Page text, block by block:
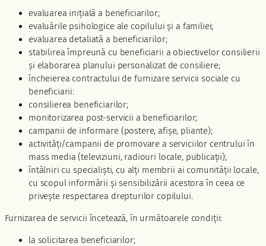
evaluarea inițială a beneficiarilor;
evaluările psihologice ale copilului și a familiei;
evaluarea detaliată a beneficiarilor;
stabilirea împreună cu beneficiarii a obiectivelor consilierii
și elaborarea planului personalizat de consiliere;
încheierea contractului de furnizare servicii sociale cu
beneficiarii:
consilierea beneficiarilor;
monitorizarea post-servicii a beneficiarilor;
campanii de informare (postere, afișe, pliante);
activități/campanii de promovare a serviciilor centrului în
mass media (televiziuni, radiouri locale, publicații);
întâlniri cu specialiști, cu alți membrii ai comunității locale,
cu scopul informării și sensibilizării acestora în ceea ce
privește respectarea drepturilor copilului.
Furnizarea de servicii încetează, în următoarele condiții:
la solicitarea beneficiarilor;